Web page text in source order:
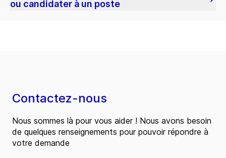
ou candidater à un poste
Contactez-nous
Nous sommes là pour vous aider ! Nous avons besoin
de quelques renseignements pour pouvoir répondre à
votre demande